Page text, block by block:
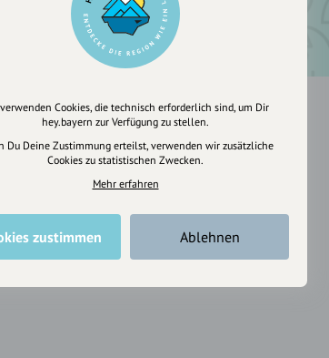
Cookies, die technisch erforderlich sind, um Dir
hey.bayern zur Verfügung zu stellen.
Du Deine Zustimmung erteilst, verwenden wir zusätzliche
Cookies zu statistischen Zwecken.
Mehr erfahren
zustimmen Ablehnen